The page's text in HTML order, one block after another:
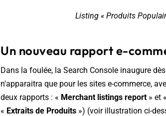
Listing « Produits
Un nouveau rapport e-
Dans la foulée, la Search Console inaugure
n'apparaitra que pour les sites e-commerce,
deux rapports : « Merchant listings report» et «
« Extraits de Produits ») (voir illustration ci-